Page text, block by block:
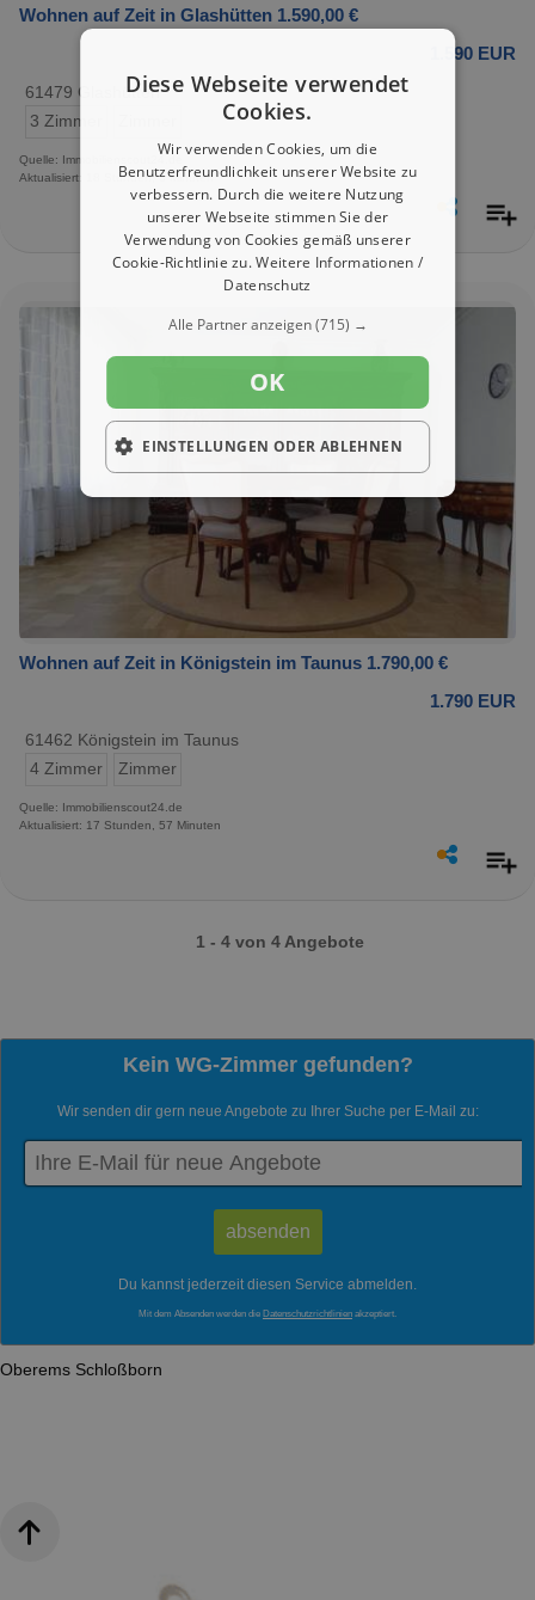
Wohnen auf Zeit in Glashütten 1.590,00 €
1.590 EUR
61479 Glashütten
3 Zimmer
Quelle: Immobilienscout24.de
Aktualisiert: 18 Stunden, 3 Minuten
Wohnen auf Zeit in Königstein im Taunus 1.790,00 €
1.790 EUR
61462 Königstein im Taunus
4 Zimmer
Zimmer
Quelle: Immobilienscout24.de
Aktualisiert: 17 Stunden, 57 Minuten
1 - 4 von 4 Angebote
Kein WG-Zimmer gefunden?
Wir senden dir gern neue Angebote zu Ihrer Suche per E-Mail zu:
Du kannst jederzeit diesen Service abmelden.
Mit dem Absenden werden die Datenschutzrichtlinien akzeptiert.
Oberems Schloßborn
Diese Webseite verwendet
Cookies.
Wir verwenden Cookies, um die
Benutzerfreundlichkeit unserer Website zu
verbessern. Durch die weitere Nutzung
unserer Webseite stimmen Sie der
Verwendung von Cookies gemäß unserer
Cookie-Richtlinie zu.Weitere Informationen /
Datenschutz
Alle Partner anzeigen(715) →
OK
EINSTELLUNGEN ODER ABLEHNEN